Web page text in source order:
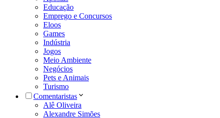
Educação
Emprego e Concursos
Eloos
Games
Indústria
Jogos
Meio Ambiente
Negócios
Pets e Animais
Turismo
Comentaristas
Alê Oliveira
Alexandre Simões